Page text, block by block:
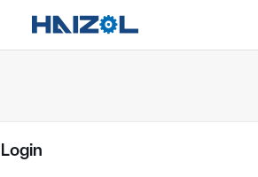
Login